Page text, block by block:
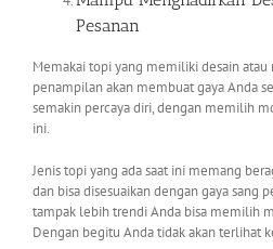
Pesanan
Memakai topi yang memiliki desain
penampilan akan membuat gaya Anda
semakin percaya diri, dengan memilih
ini.
Jenis topi yang ada saat ini memang
dan bisa disesuaikan dengan gaya sang
tampak lebih trendi Anda bisa memilih
Dengan begitu Anda tidak akan terlihat